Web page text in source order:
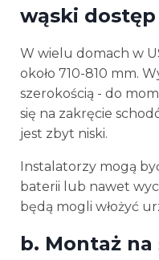
wąski dostęp
W wielu domach w
około 710-810 mm.
szerokością - do
się na zakręcie
jest zbyt niski.
Instalatorzy mogą
baterii lub nawet
będą mogli włożyć
b. Montaż na